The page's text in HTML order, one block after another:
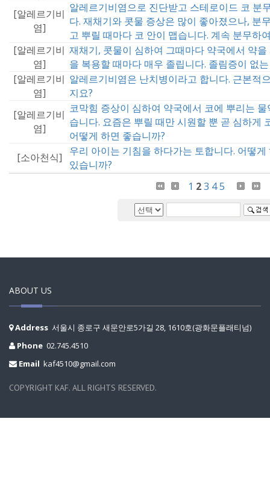
[알레르기비
염]
알레르기비염으로 진단받고 스테로이드 코 분
다. 재채기와 콧물 증상은 많이 좋아졌으나, 분
고 뿌릴 때마다 코 안이 맵습니다. 계속 분무하
[알레르기비
염]
재채기, 콧물이 심하여 그때마다 약국에서 약
을 복용할 때마다 매우 졸립니다. 졸림증이 없
[알레르기비
염]
알레르기비염은 난치병이라고 합니다. 근본적
지요?
[알레르기비
염]
코막힘 증상이 심하여 약국에서 코에 뿌리는
습니다. 요즘은 뿌릴 때만 시원할 뿐 곧 심하게
어떻게 하면 좋습니까?
[소아천식]
우리 아이는 기침을 하다가는 토합니다. 어떻
있습니까?
1 2 3 4 5
ABOUT US
Address 서울시 종로구 새문안로5가길 28, 1610호(광화문플래티넘)
Phone 02.745.4510
Email kaf4510@gmail.com
COPYRIGHT KAF. ALL RIGHTS RESERVED.